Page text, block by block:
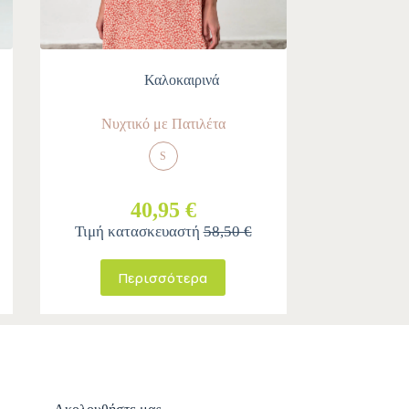
Καλοκαιρινά
Νυχτικό με Πατιλέτα
S
40,95 €
Τιμή κατασκευαστή58,50 €
Περισσότερα